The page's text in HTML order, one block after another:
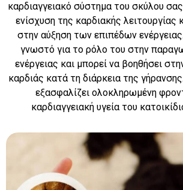
καρδιαγγειακό σύστημα του σκύλου
ενίσχυση της καρδιακής λειτουργίας
στην αύξηση των επιπέδων
γνωστό για το ρόλο του στην
ενέργειας και μπορεί να βοηθήσει
καρδιάς κατά τη διάρκεια της
εξασφαλίζει ολοκληρωμένη
καρδιαγγειακή υγεία του